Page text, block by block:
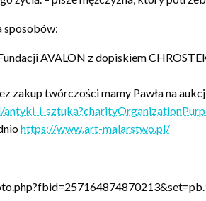
sposobów:
AVALON z dopiskiem
zakup twórczości mamy Pawła na
i-
https://www.art-malarstwo.pl/